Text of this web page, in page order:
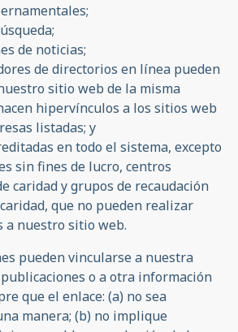
de noticias;
de directorios en línea pueden
sitio web de la misma
hipervínculos a los sitios web
listadas; y
en todo el sistema, excepto
sin fines de lucro, centros
caridad y grupos de recaudación
que no pueden realizar
a nuestro sitio web.
pueden vincularse a nuestra
o a otra información
que el enlace: (a) no sea
manera; (b) no implique